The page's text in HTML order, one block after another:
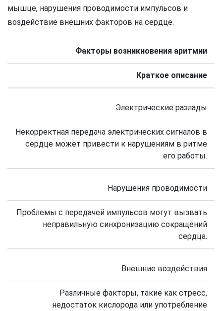
мышце, нарушения проводимости импульсов и
воздействие внешних факторов на сердце.
Факторы возникновения аритмии
Краткое описание
Электрические разлады
Некорректная передача электрических сигналов в
сердце может привести к нарушениям в ритме
его работы.
Нарушения проводимости
Проблемы с передачей импульсов могут вызвать
неправильную синхронизацию сокращений
сердца.
Внешние воздействия
Различные факторы, такие как стресс,
недостаток кислорода или употребление